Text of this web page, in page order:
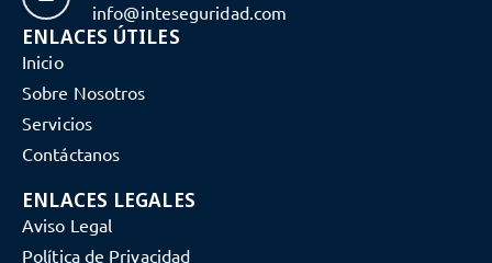
info@inteseguridad.com
ENLACES ÚTILES
Inicio
Sobre Nosotros
Servicios
Contáctanos
ENLACES LEGALES
Aviso Legal
Política de Privacidad